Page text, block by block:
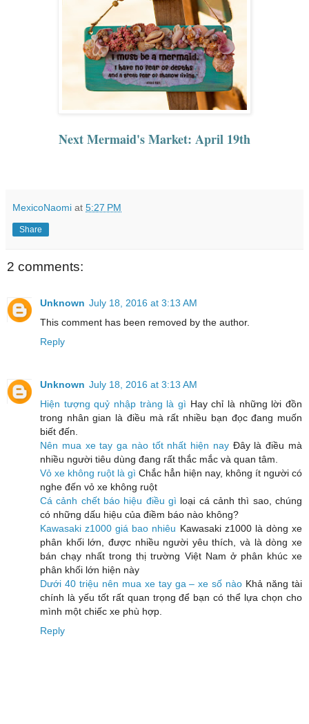
Next Mermaid's Market: April 19th
MexicoNaomi at 5:27 PM
Share
2 comments:
Unknown July 18, 2016 at 3:13 AM
This comment has been removed by the author.
Reply
Unknown July 18, 2016 at 3:13 AM
Hiện tượng quỷ nhập tràng là gì Hay chỉ là những lời đồn
trong nhân gian là điều mà rất nhiều bạn đọc đang muốn
biết đến.
Nên mua xe tay ga nào tốt nhất hiện nayĐây là điều mà
nhiều người tiêu dùng đang rất thắc mắc và quan tâm.
Vỏ xe không ruột là gì Chắc hẳn hiện nay, không ít người có
nghe đến vỏ xe không ruột
Cá cảnh chết báo hiệu điều gì loại cá cảnh thì sao, chúng
có những dấu hiệu của điềm báo nào không?
Kawasaki z1000 giá bao nhiêu Kawasaki z1000 là dòng xe
phân khối lớn, được nhiều người yêu thích, và là dòng xe
bán chạy nhất trong thị trường Việt Nam ở phân khúc xe
phân khối lớn hiện này
Dưới 40 triệu nên mua xe tay ga – xe số nào Khả năng tài
chính là yếu tốt rất quan trọng để bạn có thể lựa chọn cho
mình một chiếc xe phù hợp.
Reply